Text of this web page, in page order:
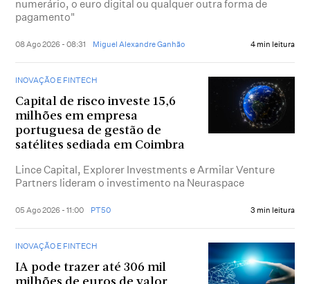
numerário, o euro digital ou qualquer outra forma de
pagamento"
08 Ago 2026 - 08:31 Miguel Alexandre Ganhão 4 min leitura
INOVAÇÃO E FINTECH
Capital de risco investe 15,6
milhões em empresa
portuguesa de gestão de
satélites sediada em Coimbra
Lince Capital, Explorer Investments e Armilar Venture
Partners lideram o investimento na Neuraspace
05 Ago 2026 - 11:00 PT50 3 min leitura
INOVAÇÃO E FINTECH
IA pode trazer até 306 mil